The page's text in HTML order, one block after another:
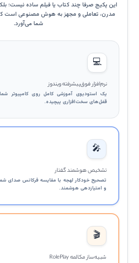
این پکیج صرفا چند کتاب یا فیلم ساده نیست؛
مدرن، تعاملی و مجهز به هوش مصنوعی است
شما می‌آورد.
💻
نرم‌افزار فوق‌پیشرفته ویندوز
یک استودیوی آموزشی کامل روی کامپیوتر
قفل‌های سخت‌افزاری پیچیده.
🎤
تشخیص هوشمند گفتار
تصحیح خودکار لهجه با مقایسه فرکانس صدای
و امتیازدهی هوشمند.
🎬
شبیه‌ساز مکالمه RolePlay